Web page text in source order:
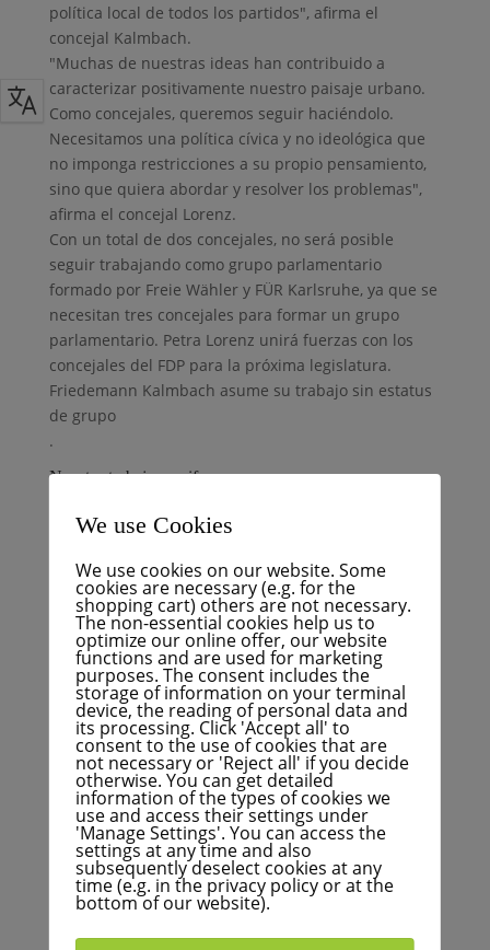
política local de todos los partidos", afirma el
concejal Kalmbach.
"Muchas de nuestras ideas han contribuido a
caracterizar positivamente nuestro paisaje urbano.
Como concejales, queremos seguir haciéndolo.
Necesitamos una política cívica y no ideológica que
no imponga restricciones a su propio pensamiento,
sino que quiera abordar y resolver los problemas",
afirma el concejal Lorenz.
Con un total de dos concejales, no será posible
seguir trabajando como grupo parlamentario
formado por Freie Wähler y FÜR Karlsruhe, ya que se
necesitan tres concejales para formar un grupo
parlamentario. Petra Lorenz unirá fuerzas con los
concejales del FDP para la próxima legislatura.
Friedemann Kalmbach asume su trabajo sin estatus
de grupo
.
Nuestro trabajo en cifras
últimos cinco años ha sido intenso y productivo. El
consejo municipal de forma transparente en varios
formatos. Destacan especialmente los 45 podcasts,
en los que los concejales debatieron la situación de
FÜR Karlsruhe y buscaron el diálogo con
personalidades de la ciudad, expertos en temas muy
diversos y colegas del consejo municipal. Pero se
consiguió mucho más. He aquí nuestro trabajo en
cifras:
Teile diesen Beitrag
We use Cookies
We use cookies on our website. Some
cookies are necessary (e.g. for the
shopping cart) others are not necessary.
The non-essential cookies help us to
optimize our online offer, our website
functions and are used for marketing
purposes. The consent includes the
storage of information on your terminal
device, the reading of personal data and
its processing. Click 'Accept all' to
consent to the use of cookies that are
not necessary or 'Reject all' if you decide
otherwise. You can get detailed
information of the types of cookies we
use and access their settings under
'Manage Settings'. You can access the
settings at any time and also
subsequently deselect cookies at any
time (e.g. in the privacy policy or at the
bottom of our website).